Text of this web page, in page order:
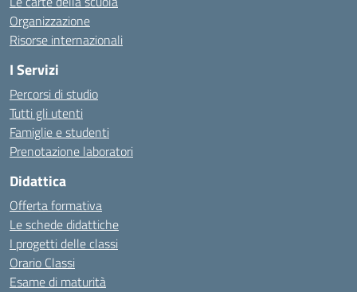
Organizzazione
Risorse internazionali
I Servizi
Percorsi di studio
Tutti gli utenti
Famiglie e studenti
Prenotazione laboratori
Didattica
Offerta formativa
Le schede didattiche
I progetti delle classi
Orario Classi
Esame di maturità